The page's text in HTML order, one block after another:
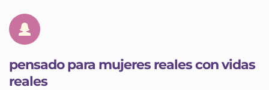
pensado para mujeres reales con vidas
reales